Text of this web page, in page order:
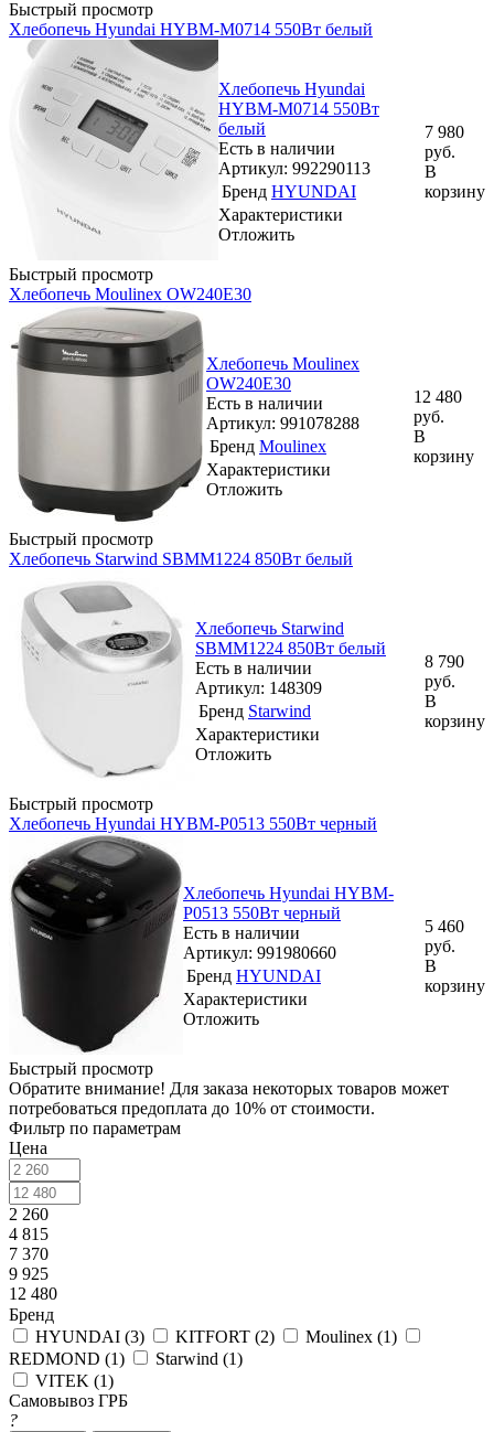
Быстрый просмотр
Хлебопечь Hyundai HYBM-M0714 550Вт белый
Быстрый просмотр
Хлебопечь Hyundai
HYBM-M0714 550Вт
белый
Есть в наличии
Артикул: 992290113
Бренд HYUNDAI
Характеристики
Отложить
7 980
руб.
В
корзину
Хлебопечь Moulinex OW240E30
Быстрый просмотр
Хлебопечь Moulinex
OW240E30
Есть в наличии
Артикул: 991078288
Бренд Moulinex
Характеристики
Отложить
12 480
руб.
В
корзину
Хлебопечь Starwind SBMM1224 850Вт белый
Быстрый просмотр
Хлебопечь Starwind
SBMM1224 850Вт белый
Есть в наличии
Артикул: 148309
Бренд Starwind
Характеристики
Отложить
8 790
руб.
В
корзину
Хлебопечь Hyundai HYBM-P0513 550Вт черный
Быстрый просмотр
Хлебопечь Hyundai HYBM-
P0513 550Вт черный
Есть в наличии
Артикул: 991980660
Бренд HYUNDAI
Характеристики
Отложить
5 460
руб.
В
корзину
Обратите внимание! Для заказа некоторых товаров может
потребоваться предоплата до 10% от стоимости.
Фильтр по параметрам
Цена
2 260
4 815
7 370
9 925
12 480
Бренд
HYUNDAI (3) KITFORT (2) Moulinex (1)
REDMOND (1) Starwind (1)
VITEK (1)
Самовывоз ГРБ
?